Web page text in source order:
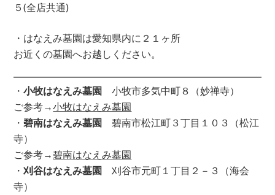
５(全店共通)
・はなえみ墓園は愛知県内に２１ヶ所
お近くの墓園へお越しください。
・小牧はなえみ墓園 小牧市多気中町８（妙禅寺）
ご参考→小牧はなえみ墓園
・碧南はなえみ墓園 碧南市松江町３丁目１０３（松江
寺）
ご参考→ 碧南はなえみ墓園
・刈谷はなえみ墓園 刈谷市元町１丁目２－３（海会
寺）